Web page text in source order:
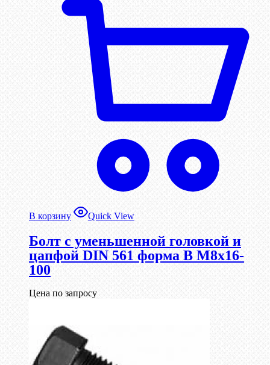
В корзину Quick View
Болт с уменьшенной головкой и
цапфой DIN 561 форма B М8х16-
100
Цена по запросу